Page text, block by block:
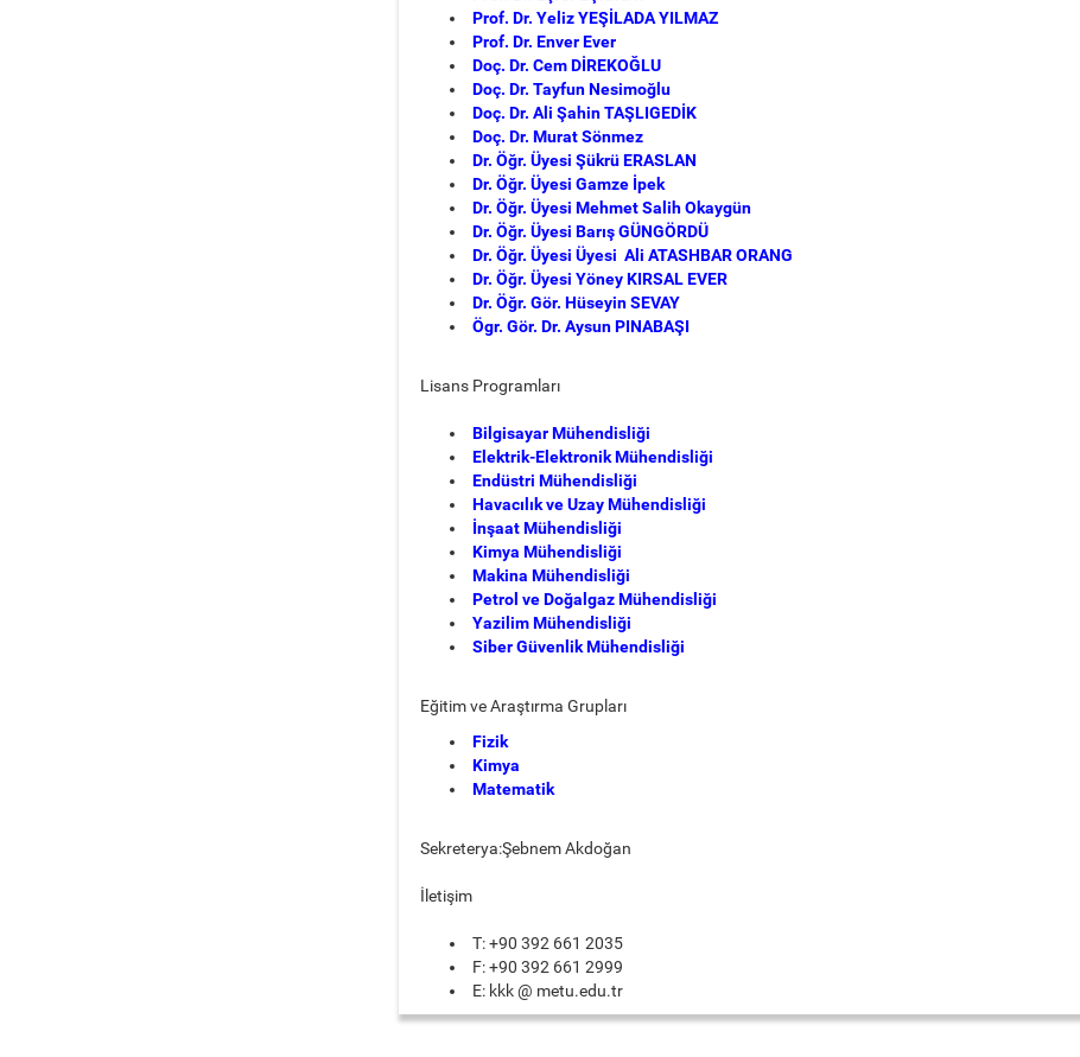
Prof. Dr. Yeliz YEŞİLADA YILMAZ
Prof. Dr. Enver Ever
Doç. Dr. Cem DİREKOĞLU
Doç. Dr. Tayfun Nesimoğlu
Doç. Dr. Ali Şahin TAŞLIGEDİK
Doç. Dr. Murat Sönmez
Dr. Öğr. Üyesi Şükrü ERASLAN
Dr. Öğr. Üyesi Gamze İpek
Dr. Öğr. Üyesi Mehmet Salih Okaygün
Dr. Öğr. Üyesi Barış GÜNGÖRDÜ
Dr. Öğr. Üyesi Üyesi Ali ATASHBAR ORANG
Dr. Öğr. Üyesi Yöney KIRSAL EVER
Dr. Öğr. Gör. Hüseyin SEVAY
Ögr. Gör. Dr. Aysun PINABAŞI
Lisans Programları
Bilgisayar Mühendisliği
Elektrik-Elektronik Mühendisliği
Endüstri Mühendisliği
Havacılık ve Uzay Mühendisliği
İnşaat Mühendisliği
Kimya Mühendisliği
Makina Mühendisliği
Petrol ve Doğalgaz Mühendisliği
Yazilim Mühendisliği
Siber Güvenlik Mühendisliği
Eğitim ve Araştırma Grupları
Fizik
Kimya
Matematik
Sekreterya:Şebnem Akdoğan
İletişim
T: +90 392 661 2035
F: +90 392 661 2999
E: kkk @ metu.edu.tr